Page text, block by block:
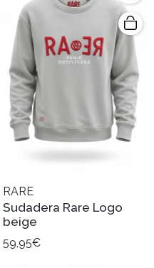
RARE
Sudadera Rare Logo
beige
59,95€